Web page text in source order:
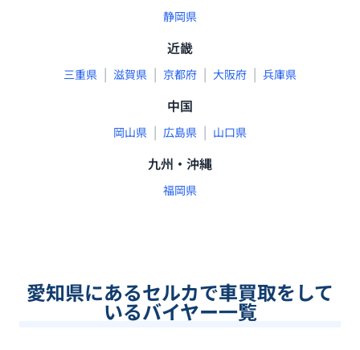
静岡県
近畿
三重県 | 滋賀県 | 京都府 | 大阪府 | 兵庫県
中国
岡山県 | 広島県 | 山口県
九州・沖縄
福岡県
愛知県にあるセルカで車買取をして
いるバイヤー一覧